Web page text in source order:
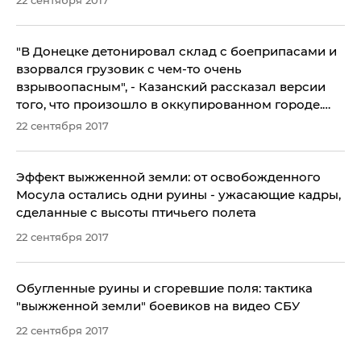
"В Донецке детонировал склад с боеприпасами и
взорвался грузовик с чем-то очень
взрывоопасным", - Казанский рассказал версии
того, что произошло в оккупированном городе.
Обнародованы фото
22 сентября 2017
Эффект выжженной земли: от освобожденного
Мосула остались одни руины - ужасающие кадры,
сделанные с высоты птичьего полета
22 сентября 2017
Обугленные руины и сгоревшие поля: тактика
"выжженной земли" боевиков на видео СБУ
22 сентября 2017